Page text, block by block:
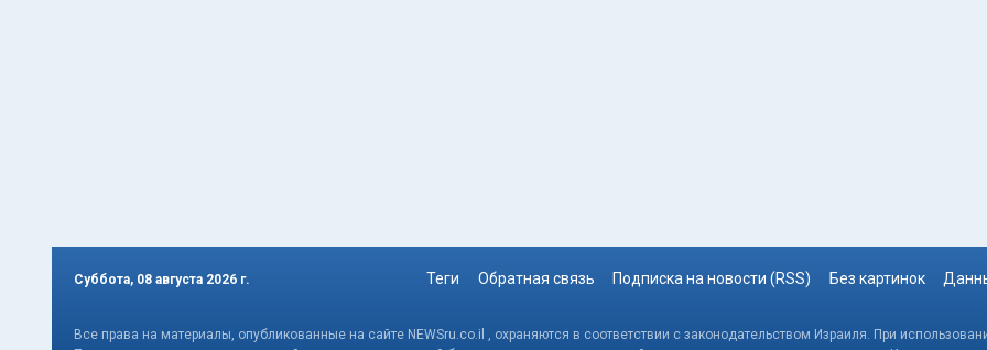
Суббота, 08 августа 2026 г. Теги Обратная связь Подписка на новости (RSS) Без картинок
Все права на материалы, опубликованные на сайте NEWSru.co.il , охраняются в соответствии с законодательством Израиля. При